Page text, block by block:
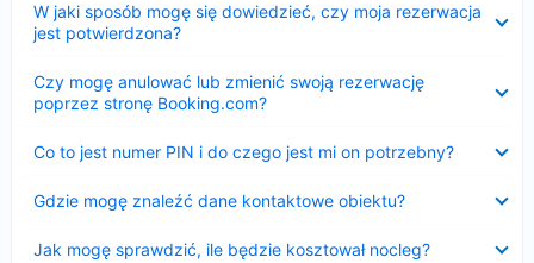
W jaki sposób mogę się dowiedzieć, czy moja rezerwacja
jest potwierdzona?
Czy mogę anulować lub zmienić swoją rezerwację
poprzez stronę Booking.com?
Co to jest numer PIN i do czego jest mi on potrzebny?
Gdzie mogę znaleźć dane kontaktowe obiektu?
Jak mogę sprawdzić, ile będzie kosztował nocleg?